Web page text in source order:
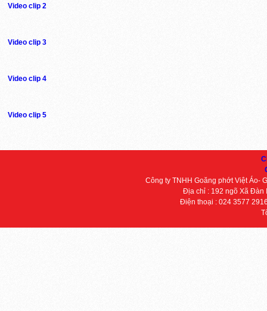
Video clip 2
Video clip 3
Video clip 4
Video clip 5
Công ty TNHH Goăng phớt Việt Áo-
Địa chỉ : 192 ngõ Xã Đàn
Điện thoại : 024 3577